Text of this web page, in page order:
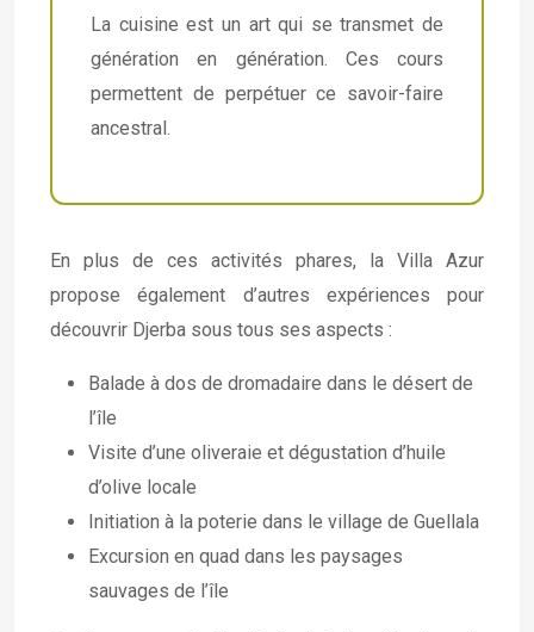
La cuisine est un art qui se transmet de
génération en génération. Ces cours
permettent de perpétuer ce savoir-faire
ancestral.
En plus de ces activités phares, la Villa Azur
propose également d’autres expériences pour
découvrir Djerba sous tous ses aspects :
Balade à dos de dromadaire dans le désert de
l’île
Visite d’une oliveraie et dégustation d’huile
d’olive locale
Initiation à la poterie dans le village de Guellala
Excursion en quad dans les paysages
sauvages de l’île